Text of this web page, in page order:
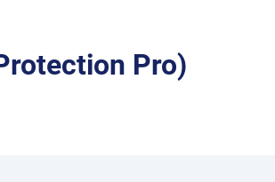
Pro)